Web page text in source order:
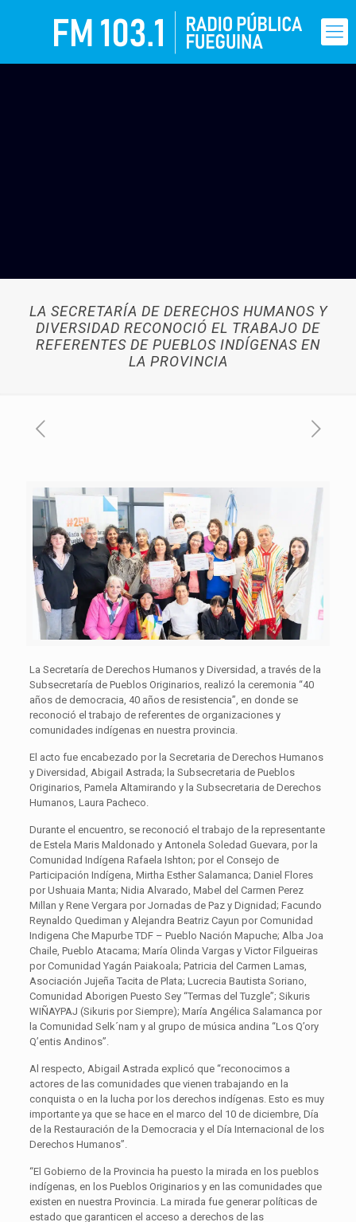
LA SECRETARÍA DE DERECHOS HUMANOS Y
DIVERSIDAD RECONOCIÓ EL TRABAJO DE
REFERENTES DE PUEBLOS INDÍGENAS EN
LA PROVINCIA
La Secretaría de Derechos Humanos y Diversidad, a través de la
Subsecretaría de Pueblos Originarios, realizó la ceremonia “40
años de democracia, 40 años de resistencia”, en donde se
reconoció el trabajo de referentes de organizaciones y
comunidades indígenas en nuestra provincia.
El acto fue encabezado por la Secretaria de Derechos Humanos
y Diversidad, Abigail Astrada; la Subsecretaria de Pueblos
Originarios, Pamela Altamirando y la Subsecretaria de Derechos
Humanos, Laura Pacheco.
Durante el encuentro, se reconoció el trabajo de la representante
de Estela Maris Maldonado y Antonela Soledad Guevara, por la
Comunidad Indígena Rafaela Ishton; por el Consejo de
Participación Indígena, Mirtha Esther Salamanca; Daniel Flores
por Ushuaia Manta; Nidia Alvarado, Mabel del Carmen Perez
Millan y Rene Vergara por Jornadas de Paz y Dignidad; Facundo
Reynaldo Quediman y Alejandra Beatriz Cayun por Comunidad
Indigena Che Mapurbe TDF – Pueblo Nación Mapuche; Alba Joa
Chaile, Pueblo Atacama; María Olinda Vargas y Victor Filgueiras
por Comunidad Yagán Paiakoala; Patricia del Carmen Lamas,
Asociación Jujeña Tacita de Plata; Lucrecia Bautista Soriano,
Comunidad Aborigen Puesto Sey “Termas del Tuzgle”; Sikuris
WIÑAYPAJ (Sikuris por Siempre); María Angélica Salamanca por
la Comunidad Selk´nam y al grupo de música andina “Los Q’ory
Q’entis Andinos”.
Al respecto, Abigail Astrada explicó que “reconocimos a
actores de las comunidades que vienen trabajando en la
conquista o en la lucha por los derechos indígenas. Esto es muy
importante ya que se hace en el marco del 10 de diciembre, Día
de la Restauración de la Democracia y el Día Internacional de los
Derechos Humanos”.
“El Gobierno de la Provincia ha puesto la mirada en los pueblos
indígenas, en los Pueblos Originarios y en las comunidades que
existen en nuestra Provincia. La mirada fue generar políticas de
estado que garanticen el acceso a derechos de las